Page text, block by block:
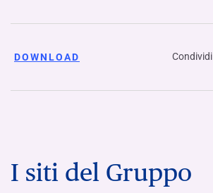
DOWNLOAD Condividi
I siti del Gruppo